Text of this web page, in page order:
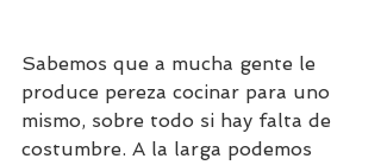
Sabemos que a mucha gente le
produce pereza cocinar para uno
mismo, sobre todo si hay falta de
costumbre. A la larga podemos